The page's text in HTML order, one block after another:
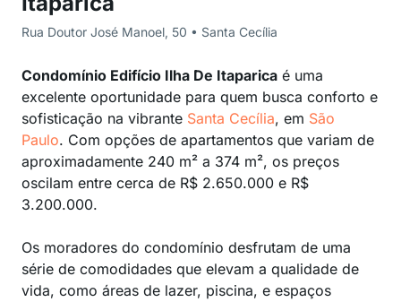
Rua Doutor José Manoel, 50 • Santa Cecília
Condomínio Edifício Ilha De Itaparica é uma
excelente oportunidade para quem busca conforto e
sofisticação na vibrante Santa Cecília, em São
Paulo. Com opções de apartamentos que variam de
aproximadamente 240 m² a 374 m², os preços
oscilam entre cerca de R$ 2.650.000 e R$
3.200.000.
Os moradores do condomínio desfrutam de uma
série de comodidades que elevam a qualidade de
vida, como áreas de lazer, piscina, e espaços